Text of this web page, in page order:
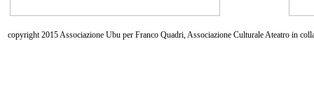
copyright 2015 Associazione Ubu per Franco Quadri, Associazione Culturale Ateatro in